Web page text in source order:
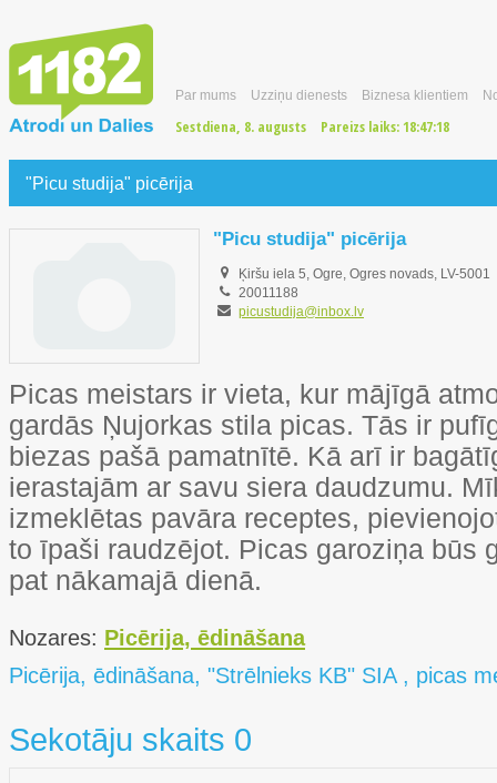
Par mums Uzziņu dienests Biznesa klientiem
Sestdiena, 8. augusts Pareizs laiks: 18:47:19
"Picu studija" picērija
"Picu studija" picērija
Ķiršu iela 5, Ogre, Ogres novads, LV-5001
20011188
picustudija@inbox.lv
Picas meistars ir vieta, kur mājīgā
gardās Ņujorkas stila picas. Tās ir
biezas pašā pamatnītē. Kā arī ir
ierastajām ar savu siera daudzumu.
izmeklētas pavāra receptes,
to īpaši raudzējot. Picas garoziņa būs
pat nākamajā dienā.
Nozares: Picērija, ēdināšana
Picērija, ēdināšana, "Strēlnieks KB" SIA , picas
Sekotāju skaits 0